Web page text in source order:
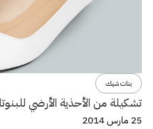
بنات شيك
تشكيلة من الأحذية الأرضي
25 مارس 2014